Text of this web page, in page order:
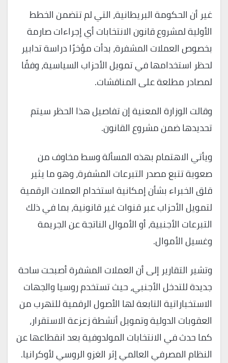
غير أن الحكومة البريطانية، التي لم تتضمن الخطط
الأولية لمشروع قانون الانتخابات أي إجراءات صارمة
بخصوص العملات المشفرة، بدأت مؤخرًا دراسة تدابير
لحظر استخدامها في تمويل الأحزاب السياسية، وفقًا
لمصادر مطلعة على المناقشات.
وقالت الوزارة المعنية إن تفاصيل هذا الحظر سيتم
تحديدها ضمن مشروع القانون.
ويأتي الاهتمام بهذه المسألة وسط مخاوف من
صعوبة تتبع مصدر التبرعات المشفرة، وهو ما يثير
قلق الخبراء بشأن إمكانية استخدام العملات الرقمية
لتمويل الأحزاب عبر قنوات غير قانونية، بما في ذلك
التبرعات الأجنبية، أو الأموال الناتجة عن الجريمة
وغسيل الأموال.
وتشير التقارير إلى أن العملات المشفرة أصبحت ساحة
جديدة للتدخل الأجنبي، حيث تستخدم روسيا والجهات
الاستخباراتية التابعة لها الأصول الرقمية للتهرب من
العقوبات الدولية وتمويل أنشطة زعزعة الاستقرار،
كما حدث في الانتخابات المولدوفية بعد انقطاعها عن
النظام المصرفي العالمي إثر الغزو الروسي لأوكرانيا.